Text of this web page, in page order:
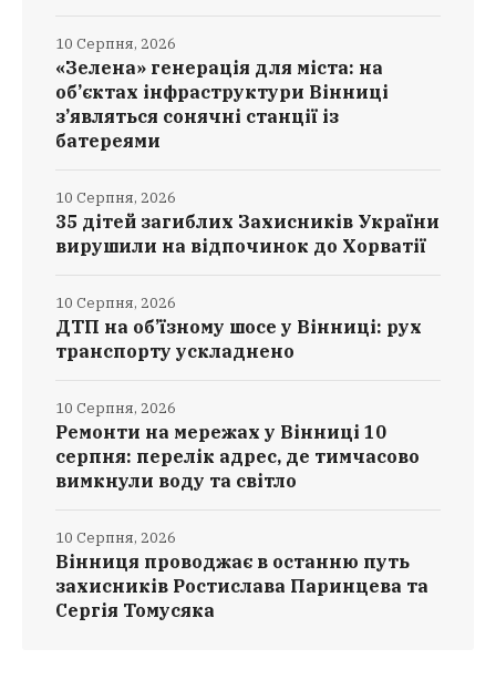
«Зелена» генерація для міста: на
об’єктах інфраструктури Вінниці
з’являться сонячні станції із
батереями
10 Серпня, 2026
35 дітей загиблих Захисників України
вирушили на відпочинок до Хорватії
10 Серпня, 2026
ДТП на об’їзному шосе у Вінниці: рух
транспорту ускладнено
10 Серпня, 2026
Ремонти на мережах у Вінниці 10
серпня: перелік адрес, де тимчасово
вимкнули воду та світло
10 Серпня, 2026
Вінниця проводжає в останню путь
захисників Ростислава Паринцева та
Сергія Томусяка
10 Серпня, 2026